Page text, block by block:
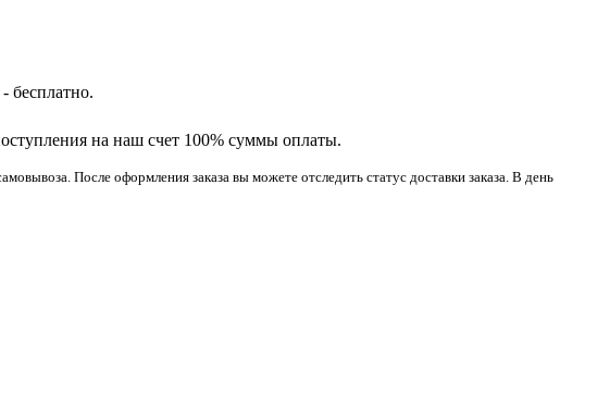
бесплатно.
на наш счет 100% суммы оплаты.
После оформления заказа вы можете отследить статус доставки заказа. В день